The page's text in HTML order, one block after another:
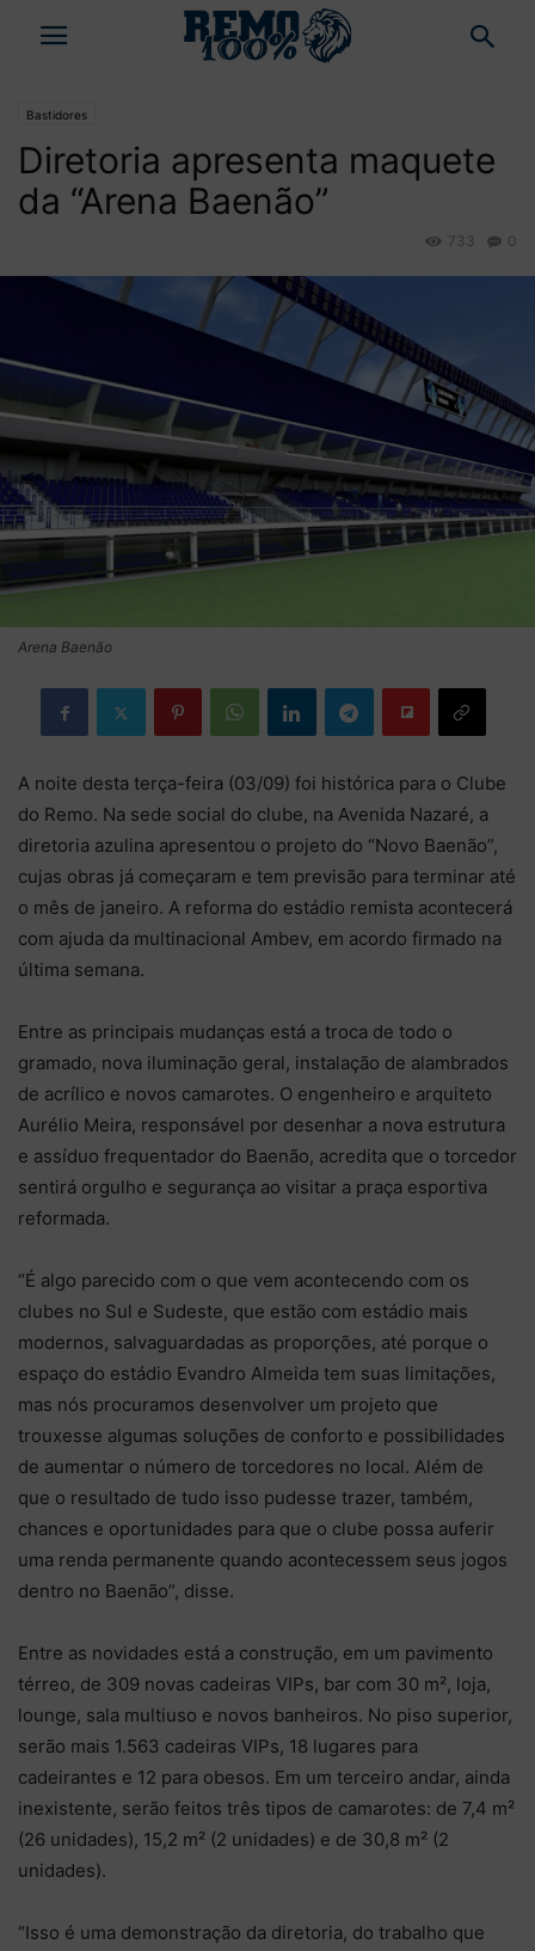
Bastidores
Diretoria apresenta maquete
da “Arena Baenão”
0
733
Arena Baenão
A noite desta terça-feira (03/09) foi histórica para o Clube
do Remo. Na sede social do clube, na Avenida Nazaré, a
diretoria azulina apresentou o projeto do “Novo Baenão”,
cujas obras já começaram e tem previsão para terminar até
o mês de janeiro. A reforma do estádio remista acontecerá
com ajuda da multinacional Ambev, em acordo firmado na
última semana.
Entre as principais mudanças está a troca de todo o
gramado, nova iluminação geral, instalação de alambrados
de acrílico e novos camarotes. O engenheiro e arquiteto
Aurélio Meira, responsável por desenhar a nova estrutura
e assíduo frequentador do Baenão, acredita que o torcedor
sentirá orgulho e segurança ao visitar a praça esportiva
reformada.
“É algo parecido com o que vem acontecendo com os
clubes no Sul e Sudeste, que estão com estádio mais
modernos, salvaguardadas as proporções, até porque o
espaço do estádio Evandro Almeida tem suas limitações,
mas nós procuramos desenvolver um projeto que
trouxesse algumas soluções de conforto e possibilidades
de aumentar o número de torcedores no local. Além de
que o resultado de tudo isso pudesse trazer, também,
chances e oportunidades para que o clube possa auferir
uma renda permanente quando acontecessem seus jogos
dentro no Baenão”, disse.
Entre as novidades está a construção, em um pavimento
térreo, de 309 novas cadeiras VIPs, bar com 30 m², loja,
lounge, sala multiuso e novos banheiros. No piso superior,
serão mais 1.563 cadeiras VIPs, 18 lugares para
cadeirantes e 12 para obesos. Em um terceiro andar, ainda
inexistente, serão feitos três tipos de camarotes: de 7,4 m²
(26 unidades), 15,2 m² (2 unidades) e de 30,8 m² (2
unidades).
“Isso é uma demonstração da diretoria, do trabalho que